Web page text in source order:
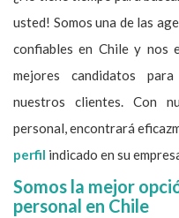
usted! Somos una de las
confiables en Chile y nos
mejores candidatos
nuestros clientes. Con
personal, encontrará
perfil indicado en su
Somos la mejor
personal en Chile